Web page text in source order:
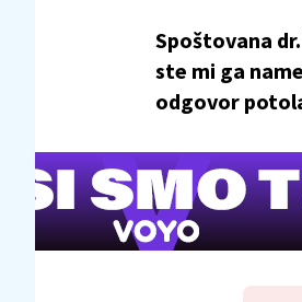
Spoštovana
ste mi ga
odgovor